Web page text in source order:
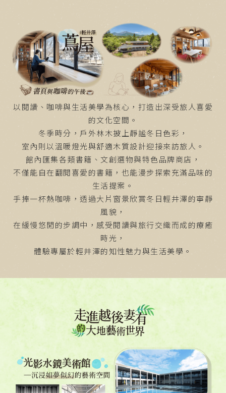
以閱讀、咖啡與生活美學為核心，打造出深受旅人喜愛
的文化空間。
冬季時分，戶外林木披上靜謐冬日色彩，
室內則以溫暖燈光與舒適木質設計迎接來訪旅人。
館內匯集各類書籍、文創選物與特色品牌商店，
不僅能自在翻閱喜愛的書籍，也能漫步探索充滿品味的
生活提案。
手捧一杯熱咖啡，透過大片窗景欣賞冬日輕井澤的寧靜
風貌，
在緩慢悠閒的步調中，感受閱讀與旅行交織而成的療癒
時光，
體驗專屬於輕井澤的知性魅力與生活美學。